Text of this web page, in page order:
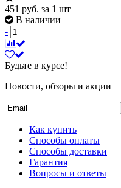
451 руб. за 1 шт
В наличии
-
Будьте в курсе!
Новости, обзоры и акции
Как купить
Способы оплаты
Способы доставки
Гарантия
Вопросы и ответы